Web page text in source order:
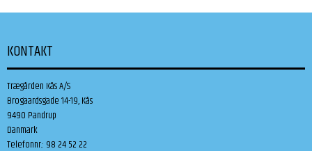
KONTAKT
Trægården Kås A/S
Brogaardsgade 14-19, Kås
9490 Pandrup
Danmark
Telefonnr.: 98 24 52 22